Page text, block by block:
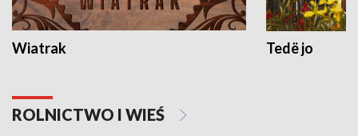
Wiatrak Tedë jo
ROLNICTWO I WIEŚ